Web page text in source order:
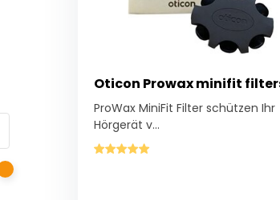
Oticon Prowax minifit
ProWax MiniFit Filter schützen Ihr
Hörgerät v...